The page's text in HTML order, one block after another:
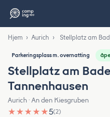
Hjem › Aurich › Stellplatz am
Parkeringsplass m. overnatting
Stellplatz am
Tannenhausen
Aurich · An den Kiesgruben
★ ★ ★ ★ ★5(2)